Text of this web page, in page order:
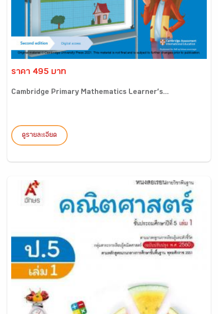
ราคา 495 บาท
Cambridge Primary Mathematics Learner’s...
ดูรายละเอียด